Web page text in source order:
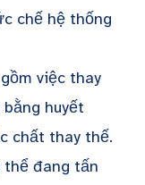
chế hệ thống
việc thay
huyết
chất thay thế.
thể đang tấn